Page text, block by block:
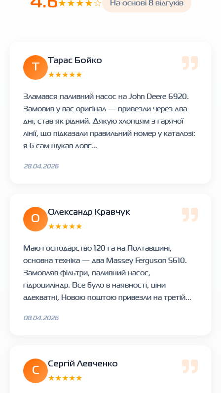
На основі 8 відгуків
Тарас Бойко
★★★★★
Зламався паливний насос на John Deere 6920.
Замовив у вас оригінал — привезли через два
дні, став як рідний. Дякую хлопцям з гарячої
лінії, що підказали правильний номер у каталозі:
я б сам шукав довг...
28.04.2026
О
Олександр Кравчук
★★★★★
Маю господарство 120 га на Полтавщині,
основна техніка — два Massey Ferguson 5610.
Замовляв фільтри, паливний насос,
гідроциліндр. Все було в наявності, ціни
адекватні, Новою поштою привезли на третій...
08.04.2026
С
Сергій Левченко
★★★★★